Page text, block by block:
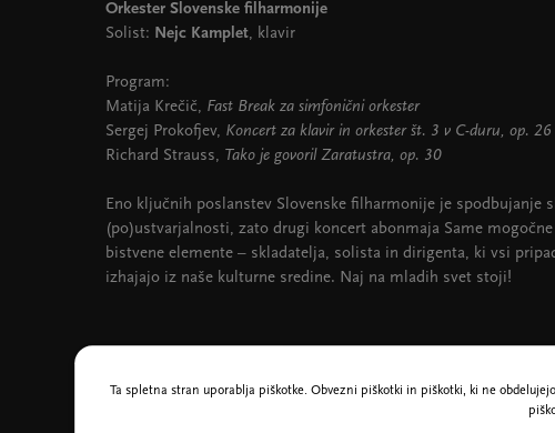
Orkester Slovenske filharmonije
Solist: Nejc Kamplet, klavir
Program:
Matija Krečič, Fast Break za simfonični orkester
Sergej Prokofjev, Koncert za klavir in orkester št. 3 v C-duru, op. 26
Richard Strauss, Tako je govoril Zaratustra, op. 30
Eno ključnih poslanstev Slovenske filharmonije je spodbujanje
(po)ustvarjalnosti, zato drugi koncert abonmaja Same
bistvene elemente – skladatelja, solista in dirigenta, ki vsi
izhajajo iz naše kulturne sredine. Naj na mladih svet stoji!
Ta spletna stran uporablja piškotke. Obvezni piškotki in piškotki, ki ne